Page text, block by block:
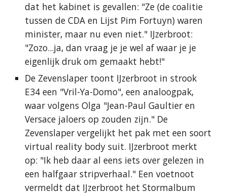
dat het kabinet is gevallen: "Ze (de coalitie
tussen de CDA en Lijst Pim Fortuyn) waren
minister, maar nu even niet." IJzerbroot:
"Zozo...ja, dan vraag je je wel af waar je je
eigenlijk druk om gemaakt hebt!"
De Zevenslaper toont IJzerbroot in strook
E34 een "Vril-Ya-Domo", een analoogpak,
waar volgens Olga "Jean-Paul Gaultier en
Versace jaloers op zouden zijn." De
Zevenslaper vergelijkt het pak met een soort
virtual reality body suit. IJzerbroot merkt
op: "Ik heb daar al eens iets over gelezen in
een halfgaar stripverhaal." Een voetnoot
vermeldt dat IJzerbroot het Stormalbum